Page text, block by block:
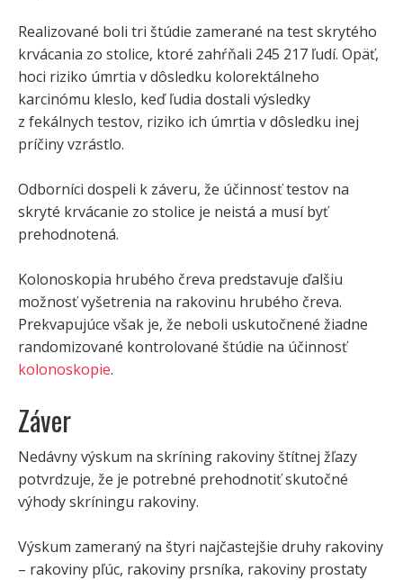
Realizované boli tri štúdie zamerané na test skrytého
krvácania zo stolice, ktoré zahŕňali 245 217 ľudí. Opäť,
hoci riziko úmrtia v dôsledku kolorektálneho
karcinómu kleslo, keď ľudia dostali výsledky
z fekálnych testov, riziko ich úmrtia v dôsledku inej
príčiny vzrástlo.
Odborníci dospeli k záveru, že účinnosť testov na
skryté krvácanie zo stolice je neistá a musí byť
prehodnotená.
Kolonoskopia hrubého čreva predstavuje ďalšiu
možnosť vyšetrenia na rakovinu hrubého čreva.
Prekvapujúce však je, že neboli uskutočnené žiadne
randomizované kontrolované štúdie na účinnosť
kolonoskopie.
Záver
Nedávny výskum na skríning rakoviny štítnej žľazy
potvrdzuje, že je potrebné prehodnotiť skutočné
výhody skríningu rakoviny.
Výskum zameraný na štyri najčastejšie druhy rakoviny
– rakoviny pľúc, rakoviny prsníka, rakoviny prostaty